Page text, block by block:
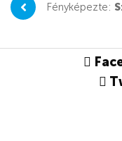
Fényképezte: